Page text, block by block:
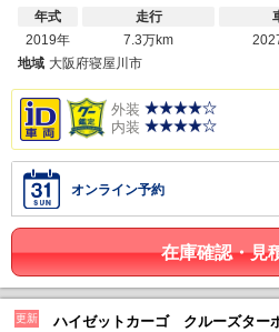
年式
2019年
走行
7.3万km
地域 大阪府寝屋川市
外装
内装
オンライン予約
在庫確認・見
更新
ハイゼットカーゴ クルーズター